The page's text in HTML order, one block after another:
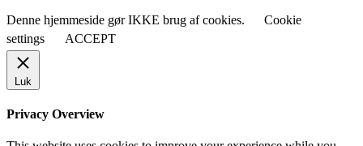
Denne hjemmeside gør IKKE brug af cookies.
Cookie
settings
ACCEPT
Luk
Privacy Overview